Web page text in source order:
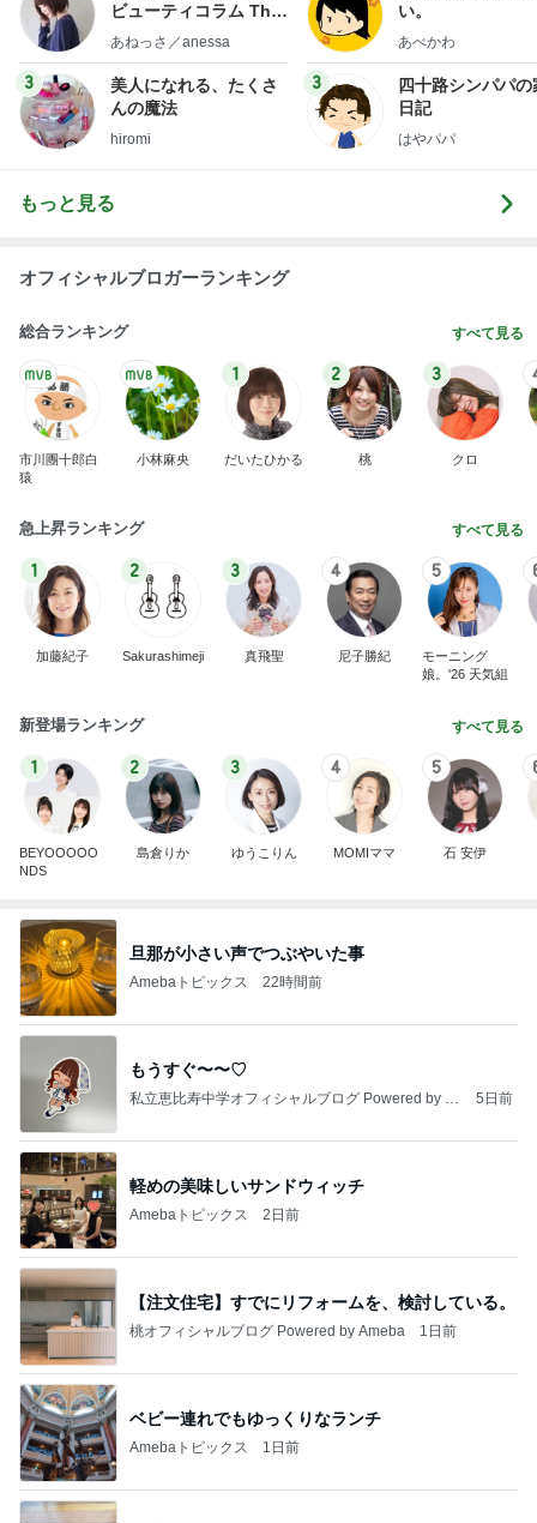
ビューティコラム The
little minimalist's bea
あねっさ／anessa
3
美人になれる、たくさ
んの魔法
hiromi
い。
あべかわ
3
四十路シンパパの
日記
はやパパ
もっと見る
オフィシャルブロガーランキング
総合ランキング すべて見る
市川團十郎白
猿
小林麻央
1
だいたひかる
2
桃
3
クロ
急上昇ランキング すべて見る
1
加藤紀子
2
Sakurashimeji
3
真飛聖
4
尼子勝紀
5
モーニング
娘。'26 天気組
新登場ランキング すべて見る
1
BEYOOOOO
NDS
2
島倉りか
3
ゆうこりん
4
MOMIママ
5
石 安伊
旦那が小さい声でつぶやいた事
Amebaトピックス 22時間前
もうすぐ〜〜♡
私立恵比寿中学オフィシャルブログ Powered by A
5日前
軽めの美味しいサンドウィッチ
Amebaトピックス 2日前
【注文住宅】すでにリフォームを、検討している。
桃オフィシャルブログ Powered by Ameba 1日前
ベビー連れでもゆっくりなランチ
Amebaトピックス 1日前